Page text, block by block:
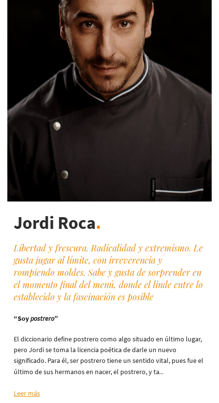
Jordi Roca.
Libertad y frescura. Radicalidad y extremismo. Le
gusta jugar al límite, con irreverencia y
rompiendo moldes. Sabe y gusta de sorprender en
el momento final del menú, donde el linde entre lo
establecido y la fascinación es posible
“Soypostrero”
El diccionario define postrero como algo situado en último lugar,
pero Jordi se toma la licencia poética de darle un nuevo
significado. Para él, ser postrero tiene un sentido vital, pues fue el
último de sus hermanos en nacer, el postrero, y ta...
Leer más